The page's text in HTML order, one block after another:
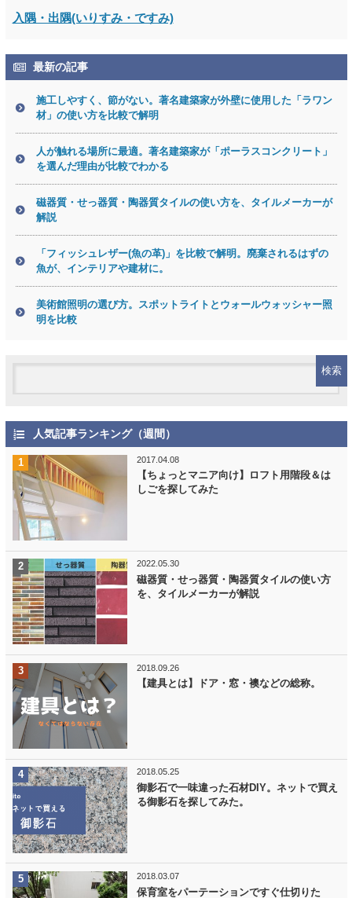
入隅・出隅(いりすみ・ですみ)
最新の記事
施工しやすく、節がない。著名建築家が外壁に使用した「ラワン
材」の使い方を比較で解明
人が触れる場所に最適。著名建築家が「ポーラスコンクリート」
を選んだ理由が比較でわかる
磁器質・せっ器質・陶器質タイルの使い方を、タイルメーカーが
解説
「フィッシュレザー(魚の革)」を比較で解明。廃棄されるはずの
魚が、インテリアや建材に。
美術館照明の選び方。スポットライトとウォールウォッシャー照
明を比較
人気記事ランキング（週間）
2017.04.08
【ちょっとマニア向け】ロフト用階段＆は
しごを探してみた
2022.05.30
磁器質・せっ器質・陶器質タイルの使い方
を、タイルメーカーが解説
2018.09.26
【建具とは】ドア・窓・襖などの総称。
2018.05.25
御影石で一味違った石材DIY。ネットで買え
る御影石を探してみた。
2018.03.07
保育室をパーテーションですぐ仕切りた